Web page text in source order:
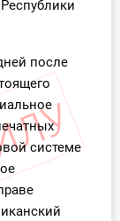
после
системе